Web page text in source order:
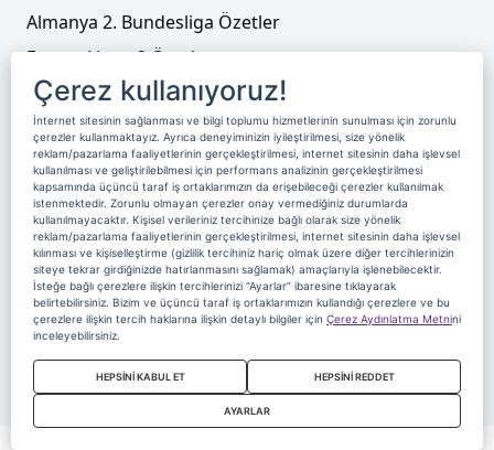
Almanya 2. Bundesliga Özetler
Fransa Ligue 2 Özetler
Tenis
Video Liste
Foto Galeriler
Üyelik Yayın Akışı Reklam
Site Sözleşmesi
Künye ve İletişim
Çerez Politikası
Çerez Yönetimi
Veri Sahibi Başvuru Formu
Nereden İzlerim
Copyright 2020 Digiturk Bu siteyi kullanarak sözleşmeyi kabul etmiş
sayılırsınız.
Çerez kullanıyoruz!
İnternet sitesinin sağlanması ve bilgi toplumu hizmetlerinin sunulması için zorunlu
çerezler kullanmaktayız. Ayrıca deneyiminizin iyileştirilmesi, size yönelik
reklam/pazarlama faaliyetlerinin gerçekleştirilmesi, internet sitesinin daha işlevsel
kullanılması ve geliştirilebilmesi için performans analizinin gerçekleştirilmesi
kapsamında üçüncü taraf iş ortaklarımızın da erişebileceği çerezler kullanılmak
istenmektedir. Zorunlu olmayan çerezler onay vermediğiniz durumlarda
kullanılmayacaktır. Kişisel verileriniz tercihinize bağlı olarak size yönelik
reklam/pazarlama faaliyetlerinin gerçekleştirilmesi, internet sitesinin daha işlevsel
kılınması ve kişiselleştirme (gizlilik tercihiniz hariç olmak üzere diğer tercihlerinizin
siteye tekrar girdiğinizde hatırlanmasını sağlamak) amaçlarıyla işlenebilecektir.
İsteğe bağlı çerezlere ilişkin tercihlerinizi “Ayarlar” ibaresine tıklayarak
belirtebilirsiniz. Bizim ve üçüncü taraf iş ortaklarımızın kullandığı çerezlere ve bu
çerezlere ilişkin tercih haklarına ilişkin detaylı bilgiler için Çerez Aydınlatma Metnini
inceleyebilirsiniz.
HEPSİNİ KABUL ET HEPSİNİ REDDET
AYARLAR